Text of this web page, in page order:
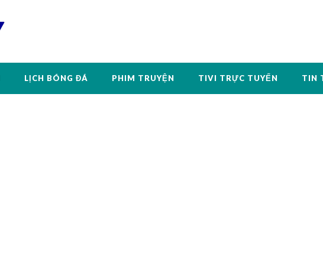
LỊCH BÓNG ĐÁ PHIM TRUYỆN TIVI TRỰC TUYẾN TIN